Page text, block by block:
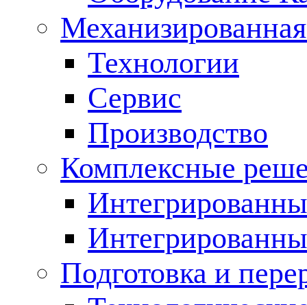
Технологии
Сервис
Производство
Комплексные
Подготовка и